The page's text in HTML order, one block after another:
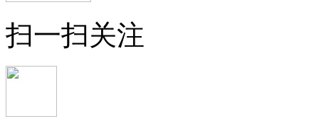
扫一扫关注